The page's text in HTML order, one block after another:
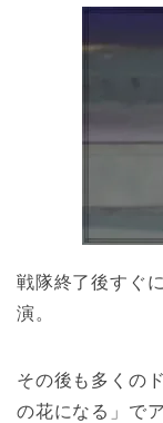
戦隊終了後すぐ
演。
その後も多くの
の花になる」で